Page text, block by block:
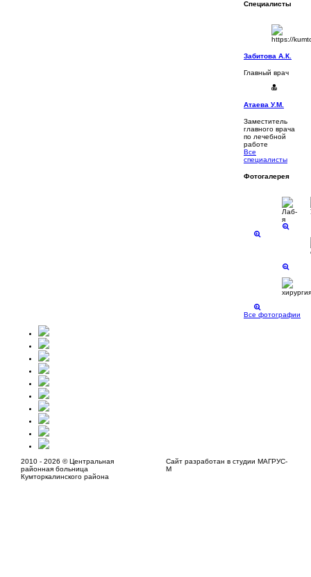
Специалисты
Забитова А.К.
Главный врач
Атаева У.М.
Заместитель
главного врача
по лечебной
работе
Все
специалисты
Фотогалерея
Все фотографии
2010 - 2026 © Центральная
районная больница
Кумторкалинского района
Сайт разработан в студии МАГРУС-
М